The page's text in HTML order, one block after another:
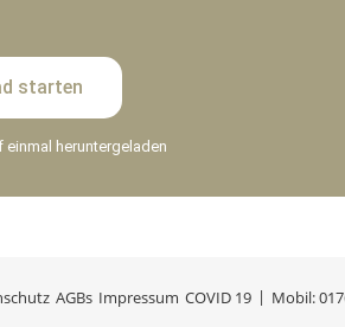
starten
einmal heruntergeladen
Mobil:
AGBs Impressum COVID 19